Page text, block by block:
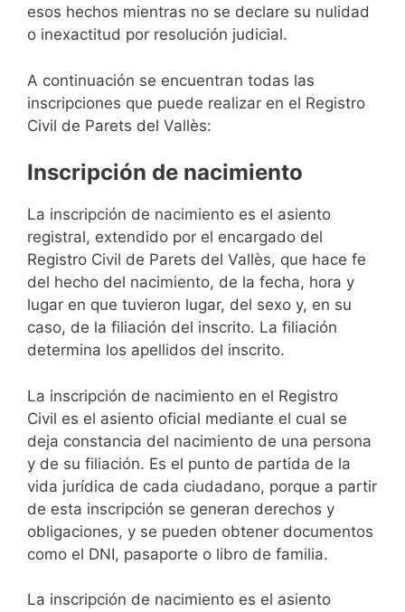
esos hechos mientras no se declare su nulidad
o inexactitud por resolución judicial.
A continuación se encuentran todas las
inscripciones que puede realizar en el Registro
Civil de Parets del Vallès:
Inscripción de nacimiento
La inscripción de nacimiento es el asiento
registral, extendido por el encargado del
Registro Civil de Parets del Vallès, que hace fe
del hecho del nacimiento, de la fecha, hora y
lugar en que tuvieron lugar, del sexo y, en su
caso, de la filiación del inscrito. La filiación
determina los apellidos del inscrito.
La inscripción de nacimiento en el Registro
Civil es el asiento oficial mediante el cual se
deja constancia del nacimiento de una persona
y de su filiación. Es el punto de partida de la
vida jurídica de cada ciudadano, porque a partir
de esta inscripción se generan derechos y
obligaciones, y se pueden obtener documentos
como el DNI, pasaporte o libro de familia.
La inscripción de nacimiento es el asiento